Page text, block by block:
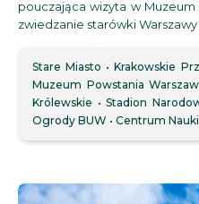
pouczająca wizyta w
zwiedzanie starówki
Stare Miasto Krakowskie
Muzeum Powstania
Królewskie
Stadion
Ogrody BUW
Centrum